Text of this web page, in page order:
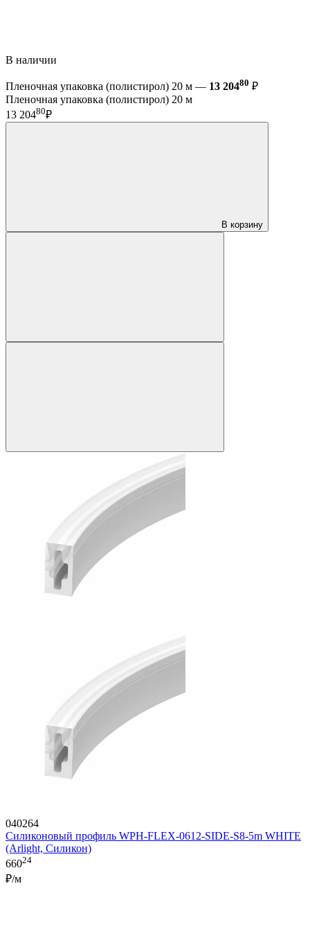
В наличии
Пленочная упаковка (полистирол) 20 м — 13 20480 ₽
Пленочная упаковка (полистирол) 20 м
13 20480₽
В корзину
040264
Силиконовый профиль WPH-FLEX-0612-SIDE-S8-5m WHITE
(Arlight, Силикон)
66024
₽/м